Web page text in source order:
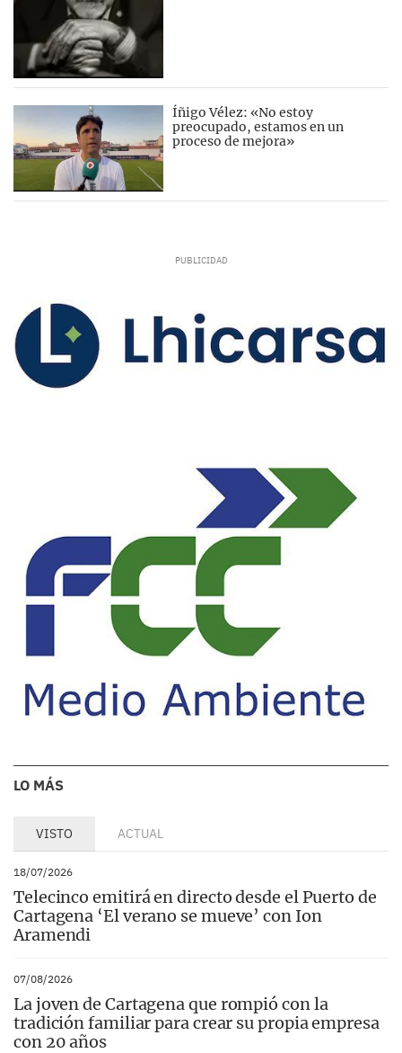
Íñigo Vélez: «No estoy
preocupado, estamos en un
proceso de mejora»
LO MÁS
VISTO ACTUAL
18/07/2026
Telecinco emitirá en directo desde el Puerto de
Cartagena ‘El verano se mueve’ con Ion
Aramendi
07/08/2026
La joven de Cartagena que rompió con la
tradición familiar para crear su propia empresa
con 20 años